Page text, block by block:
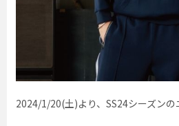
2024/1/20(土)より、SS24シーズン